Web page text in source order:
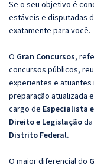
Se o seu objetivo é
estáveis e disputadas
exatamente para você.
O Gran Concursos,
concursos públicos,
experientes e atuantes
preparação atualizada
cargo de Especialista
Direito e Legislaçãoda
Distrito Federal.
O maior diferencial do